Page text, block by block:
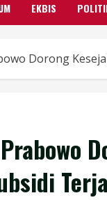
EKBIS
Dorong